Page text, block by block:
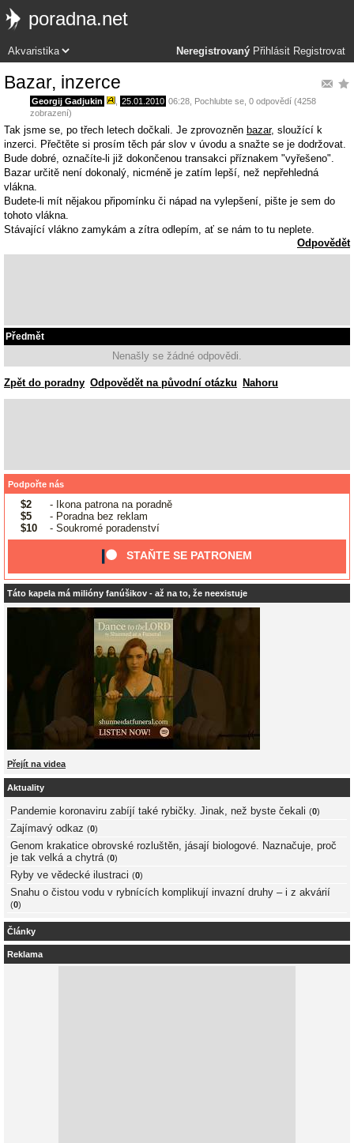
poradna.net
Neregistrovaný Přihlásit Registrovat
Bazar, inzerce
Georgij Gadjukin 25.01.2010 06:28 Pochlubte se , 0 odpovědí (4258
zobrazení)
Tak jsme se, po třech letech dočkali. Je zprovozněn bazar, sloužící k
inzerci. Přečtěte si prosím těch pár slov v úvodu a snažte se je dodržovat.
Bude dobré, označíte-li již dokončenou transakci příznakem "vyřešeno".
Bazar určitě není dokonalý, nicméně je zatím lepší, než nepřehledná
vlákna.
Budete-li mít nějakou připomínku či nápad na vylepšení, pište je sem do
tohoto vlákna.
Stávající vlákno zamykám a zítra odlepím, ať se nám to tu neplete.
Odpovědět
Předmět
Nenašly se žádné odpovědi.
Zpět do poradny Odpovědět na původní otázku Nahoru
Podpořte nás
$2
- Ikona patrona na poradně
$5
- Poradna bez reklam
$10
- Soukromé poradenství
STAŇTE SE PATRONEM
Táto kapela má milióny fanúšikov - až na to, že neexistuje
Přejít na videa
Aktuality
Pandemie koronaviru zabíjí také rybičky. Jinak, než byste čekali (0)
Zajímavý odkaz (0)
Genom krakatice obrovské rozluštěn, jásají biologové. Naznačuje, proč
je tak velká a chytrá (0)
Ryby ve vědecké ilustraci (0)
Snahu o čistou vodu v rybnících komplikují invazní druhy – i z akvárií
(0)
Články
Reklama